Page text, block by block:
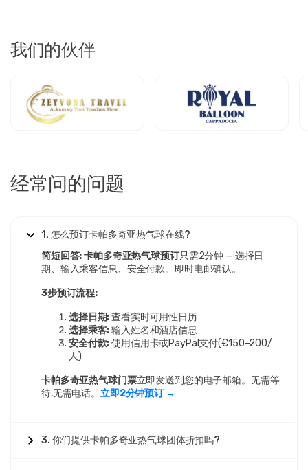
我们的伙伴
经常问的问题
1. 怎么预订卡帕多奇亚热气球在线?
简短回答:卡帕多奇亚热气球预订只需2分钟 — 选择日
期、输入乘客信息、安全付款。即时电邮确认。
3步预订流程:
选择日期:查看实时可用性日历
选择乘客:输入姓名和酒店信息
安全付款:使用信用卡或PayPal支付(€150–200/
人)
卡帕多奇亚热气球门票立即发送到您的电子邮箱。无需等
待,无需电话。立即2分钟预订 →
3. 你们提供卡帕多奇亚热气球团体折扣吗?